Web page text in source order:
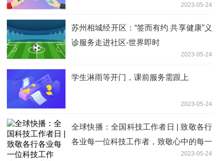
2023-05-24
苏州相城经开区：“签而有约 共享健康”义
诊服务走进社区-世界即时
2023-05-24
学生淋雨等开门，课前服务需跟上
2023-05-24
全球快播：全国科技工作者日 | 致敬各行
各业每一位科技工作者，致敬心中的每一
2023-05-24